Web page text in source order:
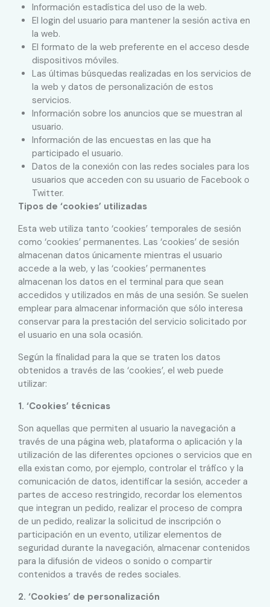
Información estadística del uso de la web.
El login del usuario para mantener la sesión activa en
la web.
El formato de la web preferente en el acceso desde
dispositivos móviles.
Las últimas búsquedas realizadas en los servicios de
la web y datos de personalización de estos
servicios.
Información sobre los anuncios que se muestran al
usuario.
Información de las encuestas en las que ha
participado el usuario.
Datos de la conexión con las redes sociales para los
usuarios que acceden con su usuario de Facebook o
Twitter.
Tipos de ‘cookies’ utilizadas
Esta web utiliza tanto ‘cookies’ temporales de sesión
como ‘cookies’ permanentes. Las ‘cookies’ de sesión
almacenan datos únicamente mientras el usuario
accede a la web, y las ‘cookies’ permanentes
almacenan los datos en el terminal para que sean
accedidos y utilizados en más de una sesión. Se suelen
emplear para almacenar información que sólo interesa
conservar para la prestación del servicio solicitado por
el usuario en una sola ocasión.
Según la finalidad para la que se traten los datos
obtenidos a través de las ‘cookies’, el web puede
utilizar:
1. ‘Cookies’ técnicas
Son aquellas que permiten al usuario la navegación a
través de una página web, plataforma o aplicación y la
utilización de las diferentes opciones o servicios que en
ella existan como, por ejemplo, controlar el tráfico y la
comunicación de datos, identificar la sesión, acceder a
partes de acceso restringido, recordar los elementos
que integran un pedido, realizar el proceso de compra
de un pedido, realizar la solicitud de inscripción o
participación en un evento, utilizar elementos de
seguridad durante la navegación, almacenar contenidos
para la difusión de videos o sonido o compartir
contenidos a través de redes sociales.
2. ‘Cookies’ de personalización